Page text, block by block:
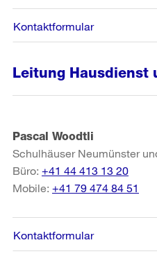
Kontaktformular
Leitung Hausdienst
Pascal Woodtli
Schulhäuser Neumünster
Büro: +41 44 413 13 20
Mobile: +41 79 474 84 51
Kontaktformular